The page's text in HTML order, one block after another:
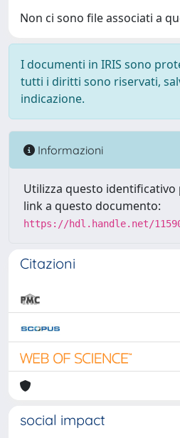
Non ci sono file associati a
I documenti in IRIS sono
tutti i diritti sono riservati,
indicazione.
Informazioni
Utilizza questo
link a questo documento:
https://hdl.handle.net/
Citazioni
social impact